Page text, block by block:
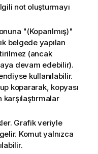
not oluşturmayı
"(Koparılmış)"
belgede yapılan
(ancak
devam edebilir).
kullanılabilir.
kopararak, kopyası
karşılaştırmalar
Grafik veriyle
Komut yalnızca